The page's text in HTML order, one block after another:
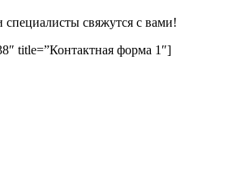
специалисты свяжутся с вами!
title=”Контактная форма 1″]